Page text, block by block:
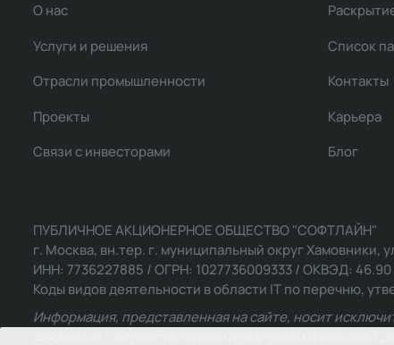
О нас
Услуги и решения
Отрасли промышленности
Проекты
Связи с инвесторами
Список
Контакты
Карьера
Блог
ПУБЛИЧНОЕ АКЦИОНЕРНОЕ ОБЩЕСТВО "СОФТЛАЙН"
г. Москва, вн.тер. г. муниципальный округ Хамовники,
ИНН: 7736227885 / ОГРН: 1027736009333 / ОКВЭД: 46.90
Коды видов деятельности в области IT по перечню,
Информация, представленная на сайте, носит